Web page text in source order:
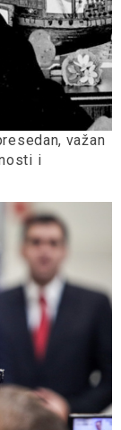
važan
i